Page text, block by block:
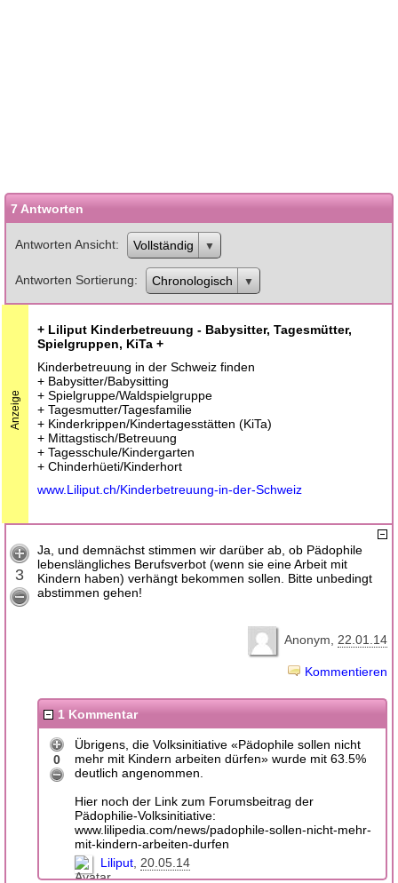
7 Antworten
Antworten Ansicht Vollständig
Antworten Sortierung Chronologisch
Anzeige
+ Liliput Kinderbetreuung - Babysitter, Tagesmütter,
Spielgruppen, KiTa +
Kinderbetreuung in der Schweiz finden
+ Babysitter/Babysitting
+ Spielgruppe/Waldspielgruppe
+ Tagesmutter/Tagesfamilie
+ Kinderkrippen/Kindertagesstätten (KiTa)
+ Mittagstisch/Betreuung
+ Tagesschule/Kindergarten
+ Chinderhüeti/Kinderhort
www.Liliput.ch/Kinderbetreuung-in-der-Schweiz
3
Ja, und demnächst stimmen wir darüber ab, ob Pädophile
lebenslängliches Berufsverbot (wenn sie eine Arbeit mit
Kindern haben) verhängt bekommen sollen. Bitte unbedingt
abstimmen gehen!
Anonym 22.01.14
Kommentieren
1 Kommentar
0
Übrigens, die Volksinitiative «Pädophile sollen nicht
mehr mit Kindern arbeiten dürfen» wurde mit 63.5%
deutlich angenommen.
Hier noch der Link zum Forumsbeitrag der
Pädophilie-Volksinitiative:
www.lilipedia.com/news/padophile-sollen-nicht-mehr-
mit-kindern-arbeiten-durfen
Liliput 20.05.14